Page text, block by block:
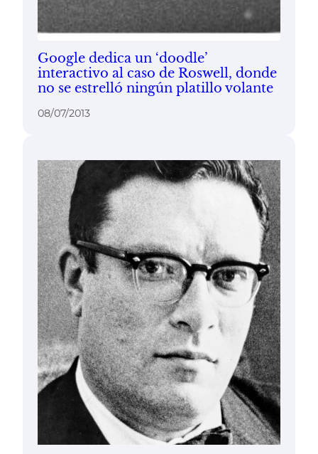
Google dedica un ‘doodle’
interactivo al caso de Roswell, donde
no se estrelló ningún platillo volante
08/07/2013